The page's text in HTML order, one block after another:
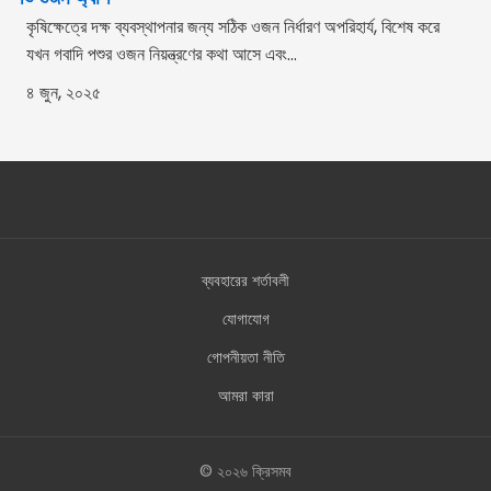
কৃষিক্ষেত্রে দক্ষ ব্যবস্থাপনার জন্য সঠিক ওজন নির্ধারণ অপরিহার্য, বিশেষ করে
যখন গবাদি পশুর ওজন নিয়ন্ত্রণের কথা আসে এবং...
৪ জুন, ২০২৫
ব্যবহারের শর্তাবলী
যোগাযোগ
গোপনীয়তা নীতি
আমরা কারা
© ২০২৬ ক্রিসমব